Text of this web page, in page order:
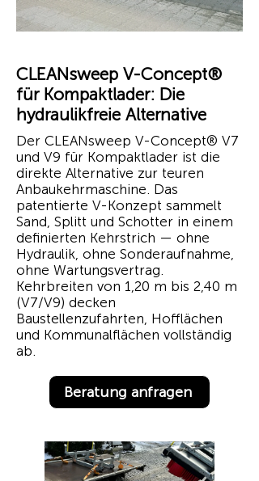
CLEANsweep V-Concept®
für Kompaktlader: Die
hydraulikfreie Alternative
Der CLEANsweep V-Concept® V7
und V9 für Kompaktlader ist die
direkte Alternative zur teuren
Anbaukehrmaschine. Das
patentierte V-Konzept sammelt
Sand, Splitt und Schotter in einem
definierten Kehrstrich — ohne
Hydraulik, ohne Sonderaufnahme,
ohne Wartungsvertrag.
Kehrbreiten von 1,20 m bis 2,40 m
(V7/V9) decken
Baustellenzufahrten, Hofflächen
und Kommunalflächen vollständig
ab.
Beratung anfragen